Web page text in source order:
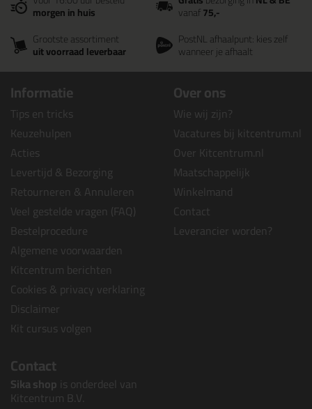
morgen in huis vanaf75,-
Grootste assortiment
uit voorraad leverbaar
PostNL afhaalpunt: kies zelf
wanneer je afhaalt
Informatie
Tips en tricks
Keuzehulpen
Acties
Levertijd & Bezorging
Retourneren & Annuleren
Veel gestelde vragen (FAQ)
Bestelprocedure
Algemene voorwaarden
Kitcentrum berichten
Cookies & privacy verklaring
Disclaimer
Kit cursus volgen
Over ons
Wie wij zijn?
Vacatures bij kitcentrum.nl
Over Kitcentrum.nl
Maatschappelijk
Winkelmand
Contact
Leverancier worden?
Contact
Sika shop is onderdeel van
Kitcentrum B.V.